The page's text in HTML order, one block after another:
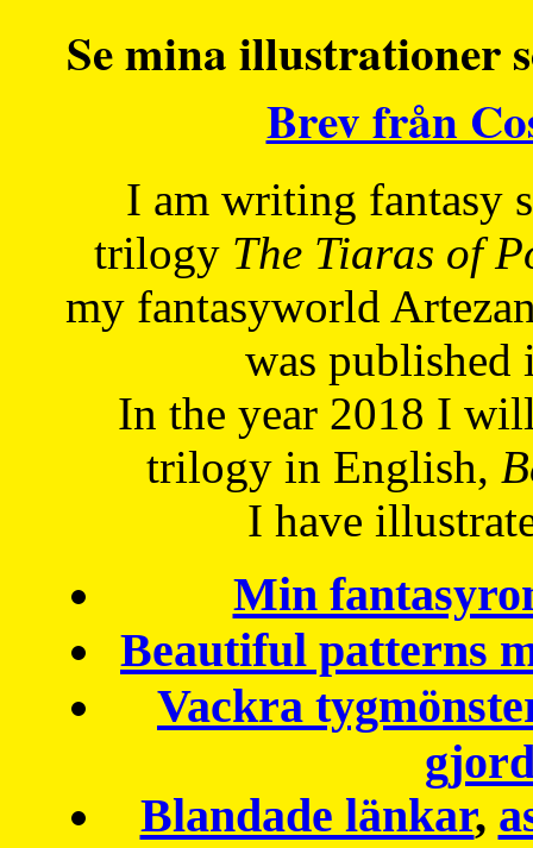
Se mina illustrationer
Brev från
I am writing fantasy
trilogy The Tiaras of
my fantasyworld
was published
In the year 2018 I
trilogy in English,
I have
Min
Beautiful patterns
Vackra
Blandade länkar,